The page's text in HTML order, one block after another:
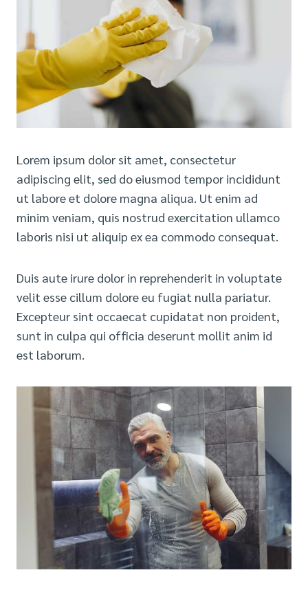
Lorem ipsum dolor sit amet, consectetur
adipiscing elit, sed do eiusmod tempor incididunt
ut labore et dolore magna aliqua. Ut enim ad
minim veniam, quis nostrud exercitation ullamco
laboris nisi ut aliquip ex ea commodo consequat.
Duis aute irure dolor in reprehenderit in voluptate
velit esse cillum dolore eu fugiat nulla pariatur.
Excepteur sint occaecat cupidatat non proident,
sunt in culpa qui officia deserunt mollit anim id
est laborum.